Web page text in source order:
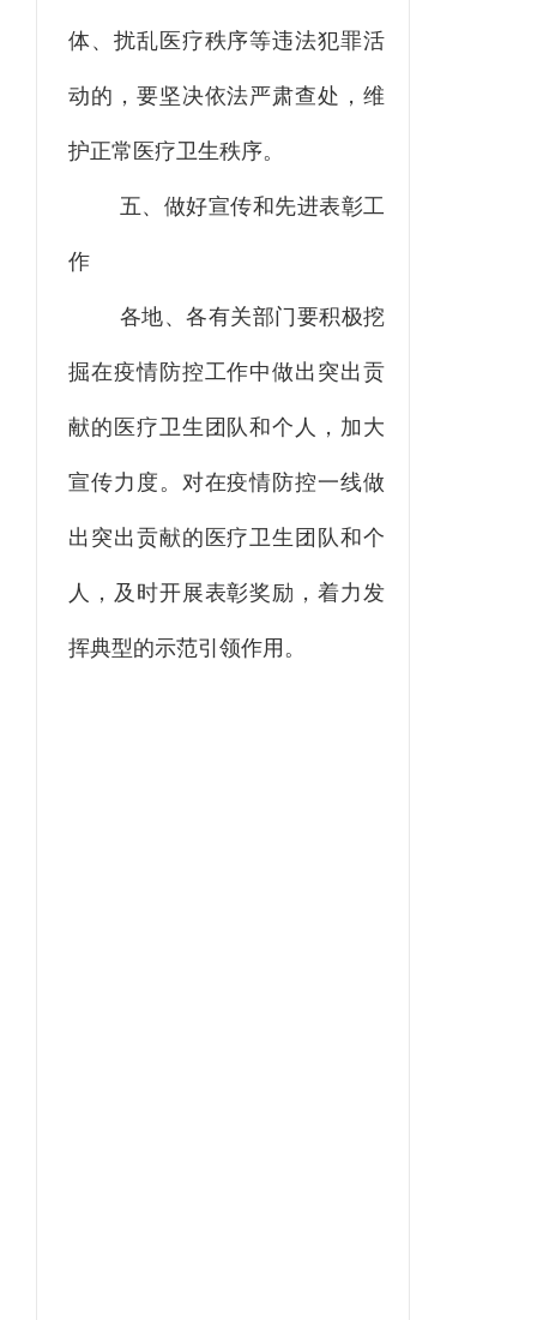
体、扰乱医疗秩序等违法犯罪活
动的，要坚决依法严肃查处 ，维
护正常医疗卫生秩序。
五、做好宣传和先进表彰工
作
各地、各有关部门要积极挖
掘在疫情防控工作中做出突出贡
献的医疗卫生团队和个人 ， 加大
宣传力度。对在疫情防控一线做
出突出贡献的医疗卫生团队和个
人 ，及 时开展表彰奖励，着力发
挥典型的示范引领作用。